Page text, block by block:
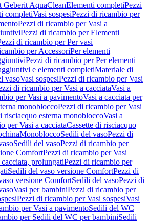
Geberit AquaCleanElementi completiPezzi
completiVasi sospesiPezzi di ricambio per
Pezzi di ricambio per Vasi a
Pezzi di ricambio per Elementi
di ricambio per Per vasi
per AccessoriPer elementi
Pezzi di ricambio per Per elementi
e elementi completiMateriale di
vasoVasi sospesiPezzi di ricambio per Vasi
di ricambio per Vasi a cacciataVasi a
per Vasi a pavimentoVasi a cacciata per
monobloccoPezzi di ricambio per Vasi
risciacquo esterna monobloccoVasi a
per Vasi a cacciataCassette di risciacquo
MonobloccoSedili del vasoPezzi di
Sedili del vasoPezzi di ricambio per
ComfortPezzi di ricambio per Vasi
cacciata, prolungatiPezzi di ricambio per
Sedili del vaso versione ComfortPezzi di
versione ComfortSedili del vasoPezzi di
Vasi per bambiniPezzi di ricambio per
Pezzi di ricambio per Vasi sospesiVasi
per Vasi a pavimentoSedili del WC
per Sedili del WC per bambiniSedili